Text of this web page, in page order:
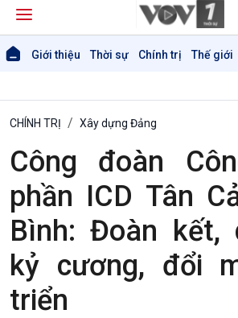
Giới thiệu Thời sự Chính trị Thế giới
CHÍNH TRỊ Xây dựng Đảng
Công đoàn
phần ICD Tân
Bình: Đoàn kết,
kỷ cương, đổi
triển